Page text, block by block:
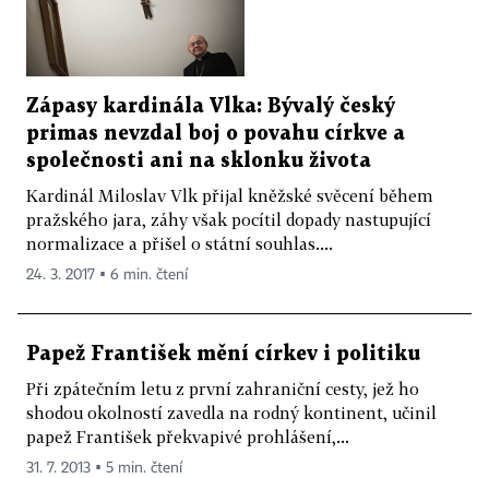
Zápasy kardinála Vlka: Bývalý český
primas nevzdal boj o povahu církve a
společnosti ani na sklonku života
Kardinál Miloslav Vlk přijal kněžské svěcení během
pražského jara, záhy však pocítil dopady nastupující
normalizace a přišel o státní souhlas....
24. 3. 2017 ▪ 6 min. čtení
Papež František mění církev i politiku
Při zpátečním letu z první zahraniční cesty, jež ho
shodou okolností zavedla na rodný kontinent, učinil
papež František překvapivé prohlášení,...
31. 7. 2013 ▪ 5 min. čtení